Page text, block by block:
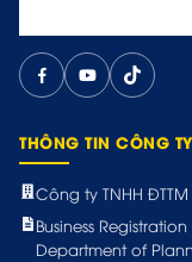
THÔNG TIN CÔNG TY
Công ty TNHH
Business
Department of